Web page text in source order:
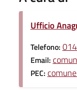
Ufficio
Telefono:
Email:
PEC: